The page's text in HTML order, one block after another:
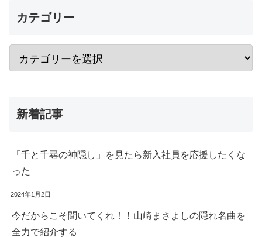
カテゴリー
新着記事
「千と千尋の神隠し」を見たら新入社員を応援したくな
った
2024年1月2日
今だからこそ聞いてくれ！！山崎まさよしの隠れ名曲を
全力で紹介する